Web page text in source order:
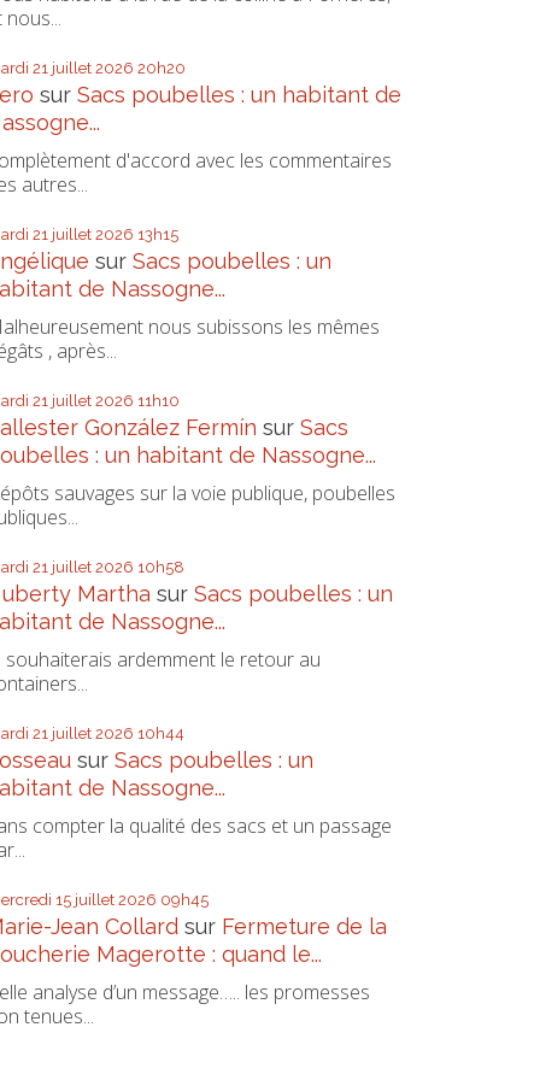
nous...
21 juillet 2026 20h20
surSacs poubelles : un habitant de
d'accord avec les commentaires
autres...
21 juillet 2026 13h15
surSacs poubelles : un
de Nassogne...
nous subissons les mêmes
, après...
21 juillet 2026 11h10
González Fermín surSacs
: un habitant de Nassogne...
sauvages sur la voie publique, poubelles
21 juillet 2026 10h58
Martha surSacs poubelles : un
de Nassogne...
souhaiterais ardemment le retour au
21 juillet 2026 10h44
surSacs poubelles : un
de Nassogne...
compter la qualité des sacs et un passage
15 juillet 2026 09h45
Jean Collard sur Fermeture de la
Magerotte : quand le...
analyse d’un message….. les promesses
tenues...